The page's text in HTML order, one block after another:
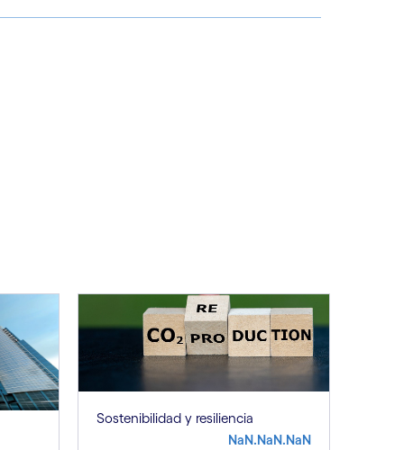
Sostenibilidad y resiliencia
NaN.NaN.NaN